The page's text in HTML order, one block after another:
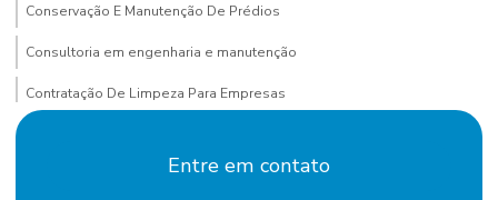
Conservação E Manutenção De Prédios
Consultoria em engenharia e manutenção
Contratação De Limpeza Para Empresas
Contratação de mão de obra terceirizada
Entre em contato